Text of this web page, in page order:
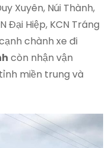
Xuyên, Núi Thành,
Đại Hiệp, KCN Tráng
chành xe đi
còn nhận vận
miền trung và